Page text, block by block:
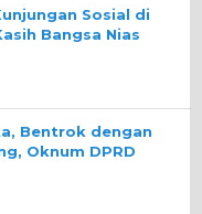
Sosial di
Bangsa Nias
Bentrok dengan
Oknum DPRD